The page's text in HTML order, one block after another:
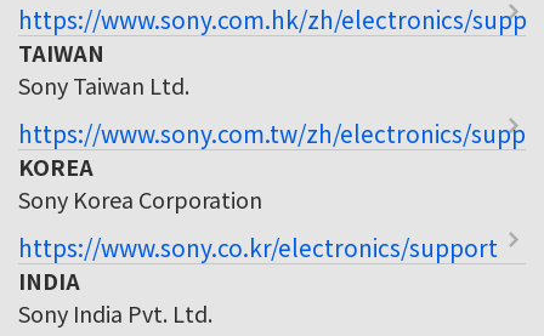
https://www.sony.com.hk/zh/electronics/
TAIWAN
Sony Taiwan Ltd.
https://www.sony.com.tw/zh/electronics/
KOREA
Sony Korea Corporation
https://www.sony.co.kr/electronics/support
INDIA
Sony India Pvt. Ltd.